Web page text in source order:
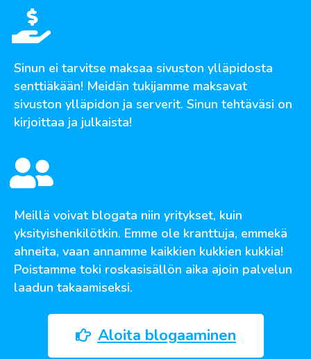
Sinun ei tarvitse maksaa sivuston ylläpidosta
senttiäkään! Meidän tukijamme maksavat
sivuston ylläpidon ja serverit. Sinun tehtäväsi on
kirjoittaa ja julkaista!
Meillä voivat blogata niin yritykset, kuin
yksityishenkilötkin. Emme ole kranttuja, emmekä
ahneita, vaan annamme kaikkien kukkien kukkia!
Poistamme toki roskasisällön aika ajoin palvelun
laadun takaamiseksi.
Aloita blogaaminen